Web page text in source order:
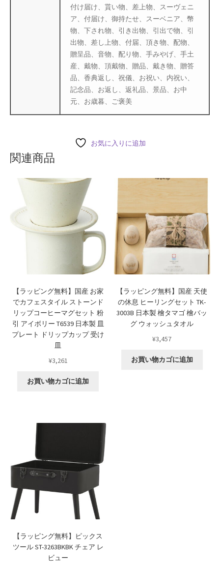
付け届け、貰い物、差上物、スーヴェニ
ア、付届け、御持たせ、スーベニア、幣
物、下され物、引き出物、引出で物、引
出物、差し上物、付届、頂き物、配物、
贈呈品、音物、配り物、手みやげ、手土
産、戴物、頂戴物、贈品、戴き物、贈答
品、香典返し、祝儀、お祝い、内祝い、
記念品、お返し、返礼品、景品、お中
元、お歳暮、ご褒美
お気に入りに追加
関連商品
【ラッピング無料】国産 お家
でカフェスタイル ストーンド
リップコーヒーマグセット 粉
引 アイボリー T6539 日本製 皿
プレート ドリップカップ 受け
皿
¥3,261
お買い物カゴに追加
【ラッピング無料】国産 天使
の休息 ヒーリングセット TK-
3003B 日本製 檜タマゴ 檜バッ
グ ウォッシュタオル
¥3,457
お買い物カゴに追加
【ラッピング無料】ピックス
ツール ST-3263BKBK チェア レ
ビュー